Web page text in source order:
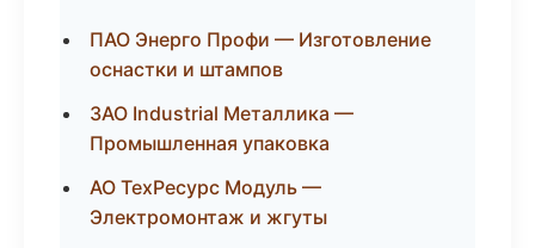
ПАО Энерго Профи — Изготовление
оснастки и штампов
ЗАО Industrial Металлика —
Промышленная упаковка
АО ТехРесурс Модуль —
Электромонтаж и жгуты